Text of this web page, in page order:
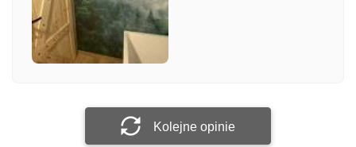
Załącz zdjęcie
Kolejne opinie